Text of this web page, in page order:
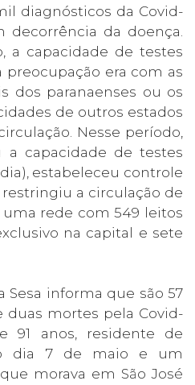
diagnósticos da Covid-
decorrência da doença.
a capacidade de testes
era com as
dos paranaenses ou os
de outros estados
Nesse período,
capacidade de testes
estabeleceu controle
restringiu a circulação de
rede com 549 leitos
na capital e sete
Sesa informa que são 57
duas mortes pela Covid-
91 anos, residente de
dia 7 de maio e um
morava em São José